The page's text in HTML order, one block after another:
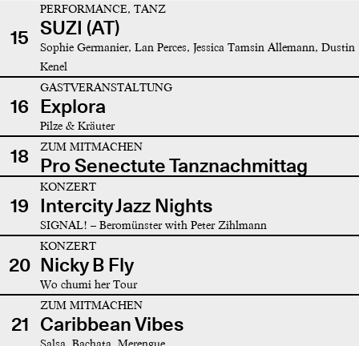
15
PERFORMANCE, TANZ
SUZI (AT)
Sophie Germanier, Lan Perces, Jessica Tamsin Allemann, Dustin
Kenel
16
GASTVERANSTALTUNG
Explora
Pilze & Kräuter
18 ZUM MITMACHEN
Pro Senectute Tanznachmittag
19
KONZERT
Intercity Jazz Nights
SIGNAL! – Beromünster with Peter Zihlmann
20
KONZERT
Nicky B Fly
Wo chumi her Tour
21
ZUM MITMACHEN
Caribbean Vibes